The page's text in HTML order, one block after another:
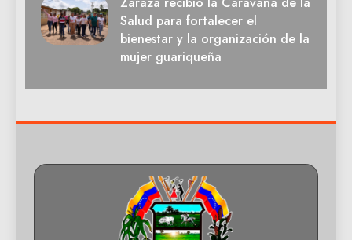
Salud para fortalecer el
bienestar y la organización de la
mujer guariqueña